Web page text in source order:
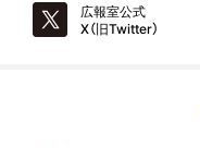
広報室公式
X（旧Twitter）